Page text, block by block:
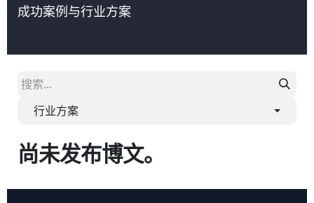
成功案例与行业方案
行业方案
尚未发布博文。